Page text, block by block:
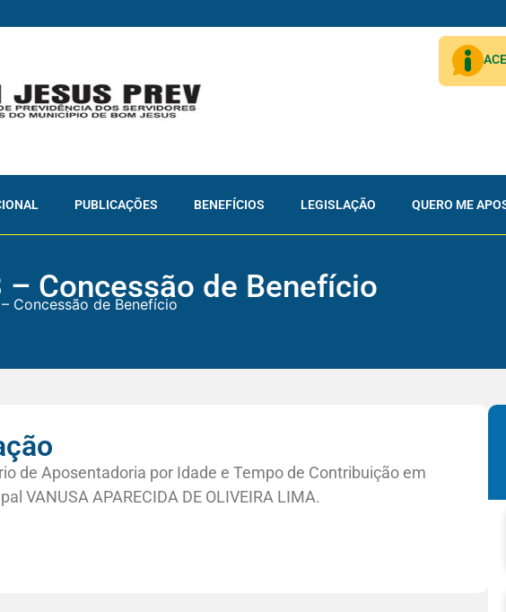
PUBLICAÇÕES BENEFÍCIOS LEGISLAÇÃO QUERO ME
Concessão de Benefício
Concessão de Benefício
de Aposentadoria por Idade e Tempo de Contribuição em
VANUSA APARECIDA DE OLIVEIRA LIMA.